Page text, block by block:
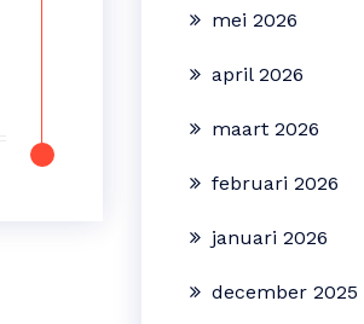
mei 2026
april 2026
maart 2026
februari 2026
januari 2026
december 2025